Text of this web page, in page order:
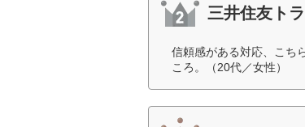
三井住友ト
信頼感がある対応、こち
ころ。（20代／女性）